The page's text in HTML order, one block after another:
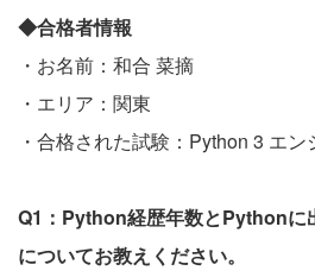
◆合格者情報
・お名前：和合 菜摘
・エリア：関東
・合格された試験：Python 3 エ
Q1：Python経歴年数とPythonに
についてお教えください。